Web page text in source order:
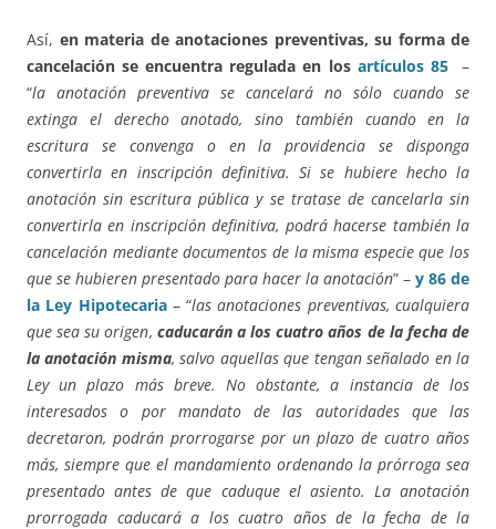
Así, en materia de anotaciones preventivas, su forma de
cancelación se encuentra regulada en los artículos 85
–
“la anotación preventiva se cancelará no sólo cuando se
extinga el derecho anotado, sino también cuando en la
escritura se convenga o en la providencia se disponga
convertirla en inscripción definitiva. Si se hubiere hecho la
anotación sin escritura pública y se tratase de cancelarla sin
convertirla en inscripción definitiva, podrá hacerse también la
cancelación mediante documentos de la misma especie que los
que se hubieren presentado para hacer la anotación” – y 86 de
la Ley Hipotecaria– “las anotaciones preventivas, cualquiera
que sea su origen, caducarán a los cuatro años de la fecha de
la anotación misma, salvo aquellas que tengan señalado en la
Ley un plazo más breve. No obstante, a instancia de los
interesados o por mandato de las autoridades que las
decretaron, podrán prorrogarse por un plazo de cuatro años
más, siempre que el mandamiento ordenando la prórroga sea
presentado antes de que caduque el asiento. La anotación
prorrogada caducará a los cuatro años de la fecha de la